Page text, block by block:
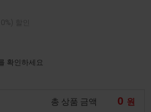
확인하세요
총 상품 금액 0 원